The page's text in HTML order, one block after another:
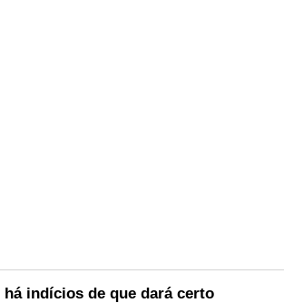
há indícios de que dará certo